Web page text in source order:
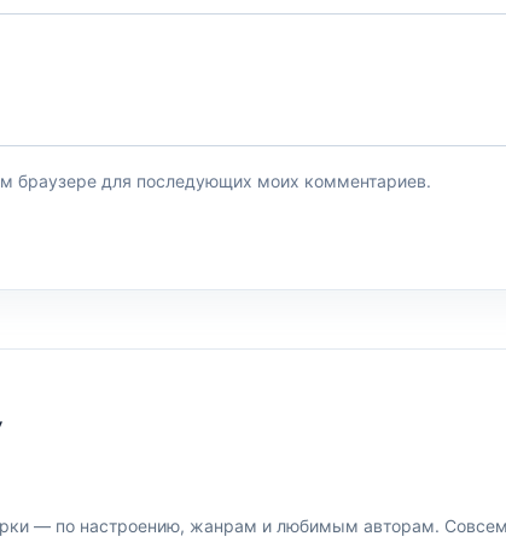
браузере для последующих моих комментариев.
— по настроению, жанрам и любимым авторам. Совсем